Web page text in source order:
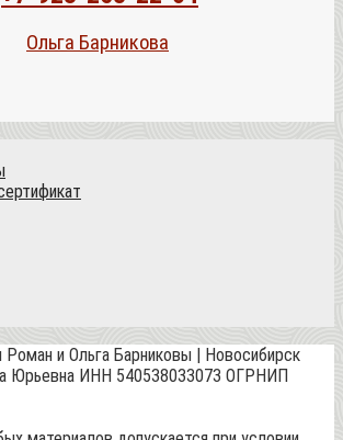
Ольга Барникова
и Ольга Барниковы | Новосибирск
Юрьевна ИНН 540538033073 ОГРНИП